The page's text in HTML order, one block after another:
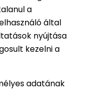
a
által
nyújtása
kezelni a
adatának